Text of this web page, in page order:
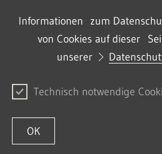
Informationen zum
von Cookies auf dieser
unserer
Technisch notwendige
OK